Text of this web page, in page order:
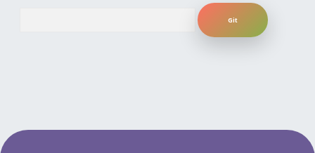
adresi